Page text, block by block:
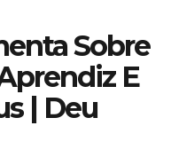
Sobre
E
| Deu